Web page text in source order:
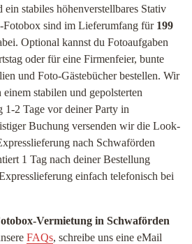
ein stabiles höhenverstellbares Stativ
sind im Lieferumfang für 199
Optional kannst du Fotoaufgaben
oder für eine Firmenfeier, bunte
und Foto-Gästebücher bestellen. Wir
stabilen und gepolsterten
1-2 Tage vor deiner Party in
Buchung versenden wir die Look-
nach Schwaförden
1 Tag nach deiner Bestellung
einfach telefonisch bei
Vermietung in Schwaförden
FAQs, schreibe uns eine eMail